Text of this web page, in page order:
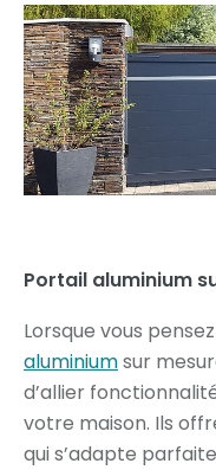
Portail aluminium
Lorsque vous
aluminiumsur
d’allier
votre maison. Ils
qui s’adapte